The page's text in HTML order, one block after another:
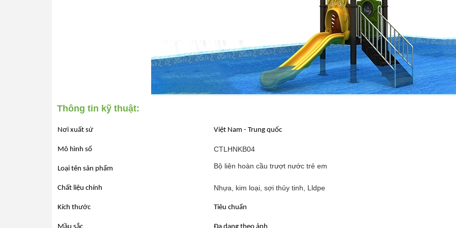
Thông tin kỹ thuật:
Nơi xuất sứ Việt Nam - Trung quốc
Mô hình số CTLHNKB04
Loại tên sản phẩm Bộ liên hoàn cầu trượt nước trẻ em
Chất liệu chính Nhựa, kim loại, sợi thủy tinh, Lldpe
Kích thước Tiêu chuẩn